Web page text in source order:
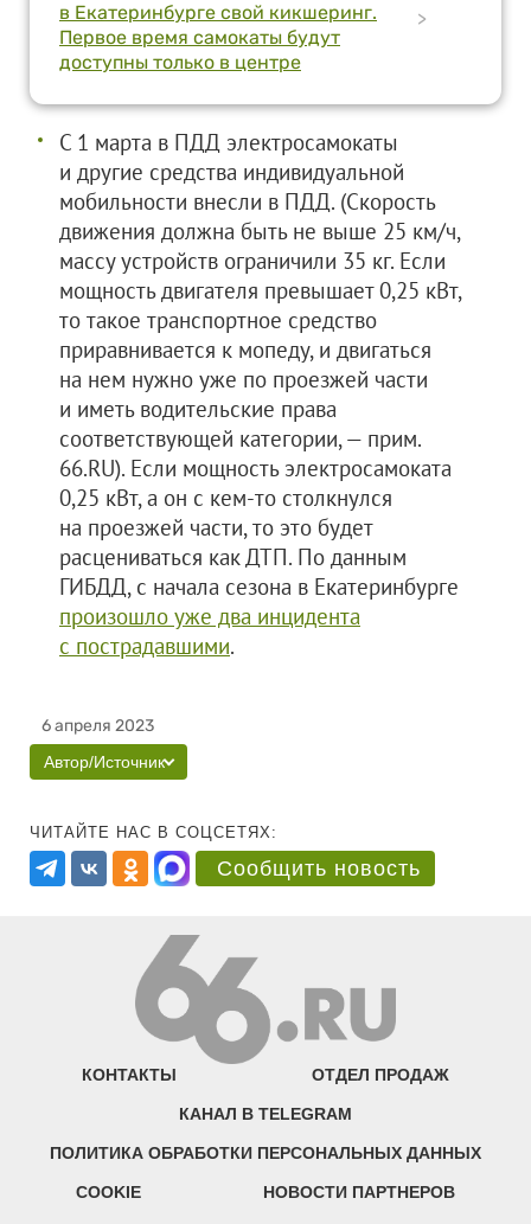
в Екатеринбурге свой кикшеринг.
Первое время самокаты будут
доступны только в центре
>
С 1 марта в ПДД электросамокаты
и другие средства индивидуальной
мобильности внесли в ПДД. (Скорость
движения должна быть не выше 25 км/ч,
массу устройств ограничили 35 кг. Если
мощность двигателя превышает 0,25 кВт,
то такое транспортное средство
приравнивается к мопеду, и двигаться
на нем нужно уже по проезжей части
и иметь водительские права
соответствующей категории, — прим.
66.RU). Если мощность электросамоката
0,25 кВт, а он с кем-то столкнулся
на проезжей части, то это будет
расцениваться как ДТП. По данным
ГИБДД, с начала сезона в Екатеринбурге
произошло уже два инцидента
с пострадавшими.
6 апреля 2023
Автор/Источник
ЧИТАЙТЕ НАС В СОЦСЕТЯХ:
Сообщить новость
КОНТАКТЫ ОТДЕЛ ПРОДАЖ
КАНАЛ В TELEGRAM
ПОЛИТИКА ОБРАБОТКИ ПЕРСОНАЛЬНЫХ ДАННЫХ
COOKIE НОВОСТИ ПАРТНЕРОВ